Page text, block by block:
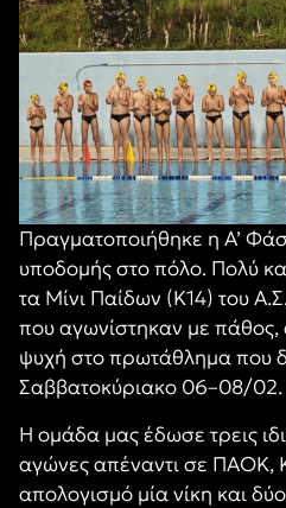
Πραγματοποιήθηκε η Α’
υποδομής στο πόλο. Πολύ
τα Μίνι Παίδων (Κ14) του
που αγωνίστηκαν με πάθος,
ψυχή στο πρωτάθλημα που
Σαββατοκύριακο 06–08/02.
Η ομάδα μας έδωσε τρεις
αγώνες απέναντι σε ΠΑΟΚ,
απολογισμό μία νίκη και